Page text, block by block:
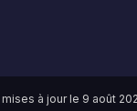
à jour le 9 août